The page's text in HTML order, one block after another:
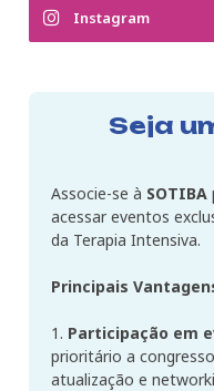
Instagram
Seja
Associe-se à SOTIBA
acessar eventos
da Terapia Intensiva.
Principais
1. Participação em
prioritário a
atualização e